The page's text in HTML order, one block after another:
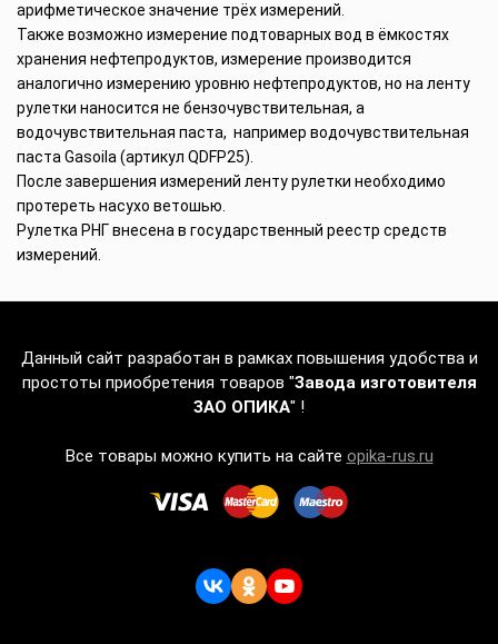
арифметическое значение трёх измерений.
Также возможно измерение подтоварных вод в ёмкостях
хранения нефтепродуктов, измерение производится
аналогично измерению уровню нефтепродуктов, но на ленту
рулетки наносится не бензочувствительная, а
водочувствительная паста, например водочувствительная
паста Gasoila (артикул QDFP25).
После завершения измерений ленту рулетки необходимо
протереть насухо ветошью.
Рулетка РНГ внесена в государственный реестр средств
измерений.
Данный сайт разработан в рамках повышения удобства и
простоты приобретения товаров "Завода изготовителя
ЗАО ОПИКА" !
Все товары можно купить на сайте opika-rus.ru